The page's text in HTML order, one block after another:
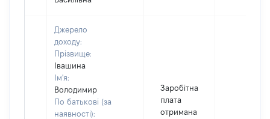
Джерело
доходу:
Прізвище:
Івашина
Ім'я:
Володимир
По батькові (за
наявності):
Заробітна
плата
отримана